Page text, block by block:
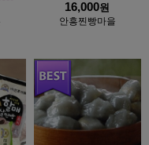
16,000원
안흥찐빵마을